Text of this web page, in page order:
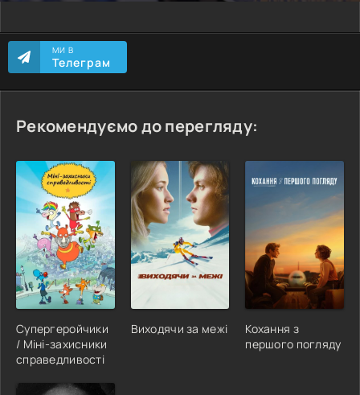
МИ В
Телеграм
Рекомендуємо до перегляду:
Супергеройчики
/ Міні-захисники
справедливості
Виходячи за межі
Кохання з
першого погляду